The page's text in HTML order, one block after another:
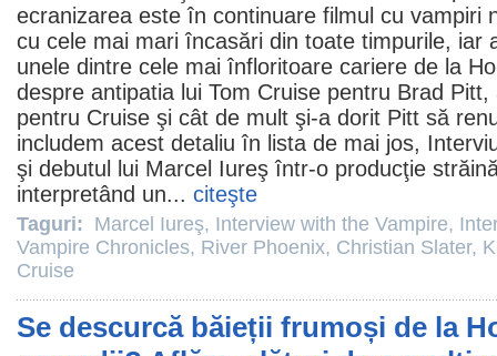
ecranizarea este în continuare filmul cu vampiri
cu cele mai mari încasări din toate timpurile, iar
unele dintre cele mai înfloritoare cariere de la
despre antipatia lui Tom Cruise pentru Brad
pentru Cruise şi cât de mult şi-a dorit Pitt să
includem acest detaliu în lista de mai jos,
şi debutul lui Marcel Iureş într-o producţie
interpretând un... citeşte
Taguri: Marcel Iureş, Interview with the Vampire,
Vampire Chronicles, River Phoenix, Christian Slater,
Cruise
Se descurcă băieții frumoși de la